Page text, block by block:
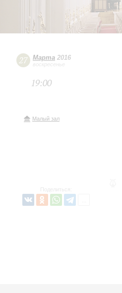
27 Марта 2016
воскресенье
19:00
Малый зал
Поделиться: